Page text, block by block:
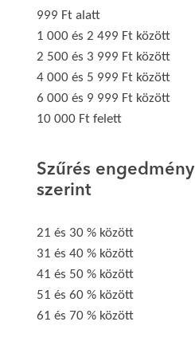
999 Ft alatt
1 000 és 2 499 Ft között
2 500 és 3 999 Ft között
4 000 és 5 999 Ft között
6 000 és 9 999 Ft között
10 000 Ft felett
Szűrés engedmény
szerint
21 és 30 % között
31 és 40 % között
41 és 50 % között
51 és 60 % között
61 és 70 % között